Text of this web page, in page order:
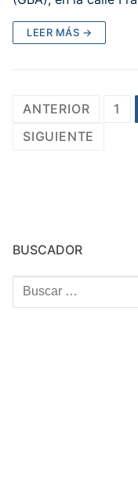
LEER MÁS →
Paginación
de
ANTERIOR 1
SIGUIENTE
BUSCADOR
Buscar: